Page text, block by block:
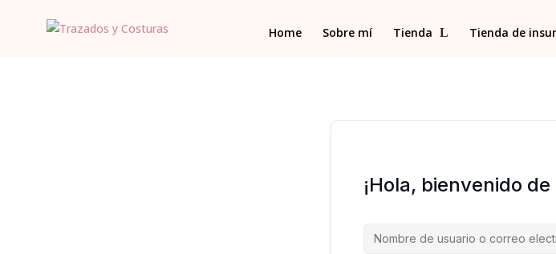
Home Sobre mí Tienda Tienda de
¡Hola, bienvenido